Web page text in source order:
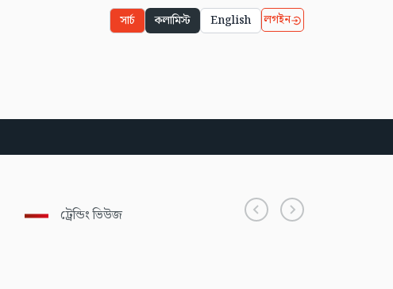
সার্চ কলামিস্ট English লগইন
ট্রেন্ডিং ভিউজ